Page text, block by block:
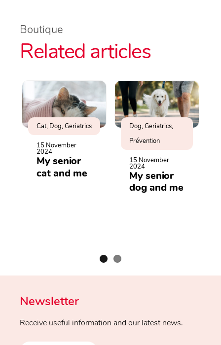
Boutique
Related articles
Cat, Dog, Geriatrics
15 November
2024
My senior
cat and me
Dog, Geriatrics,
Prévention
15 November
2024
My senior
dog and me
Newsletter
Receive useful information and our latest news.